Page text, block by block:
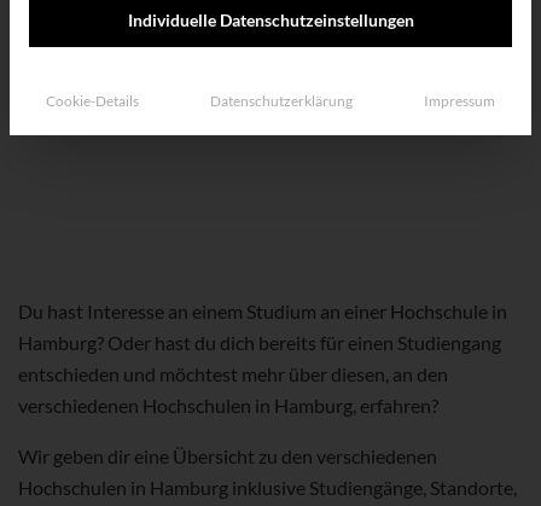
Du hast Interesse an einem Studium an einer Hochschule in
Hamburg? Oder hast du dich bereits für einen Studiengang
entschieden und möchtest mehr über diesen, an den
verschiedenen Hochschulen in Hamburg, erfahren?
Wir geben dir eine Übersicht zu den verschiedenen
Hochschulen in Hamburg inklusive Studiengänge, Standorte,
Individuelle Datenschutzeinstellungen
Cookie-Details Datenschutzerklärung Impressum